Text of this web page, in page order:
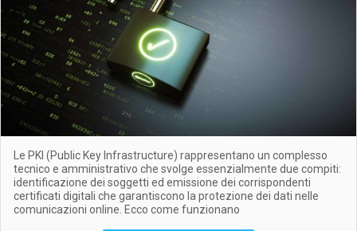
Le PKI (Public Key Infrastructure) rappresentano un complesso
tecnico e amministrativo che svolge essenzialmente due compiti:
identificazione dei soggetti ed emissione dei corrispondenti
certificati digitali che garantiscono la protezione dei dati nelle
comunicazioni online. Ecco come funzionano